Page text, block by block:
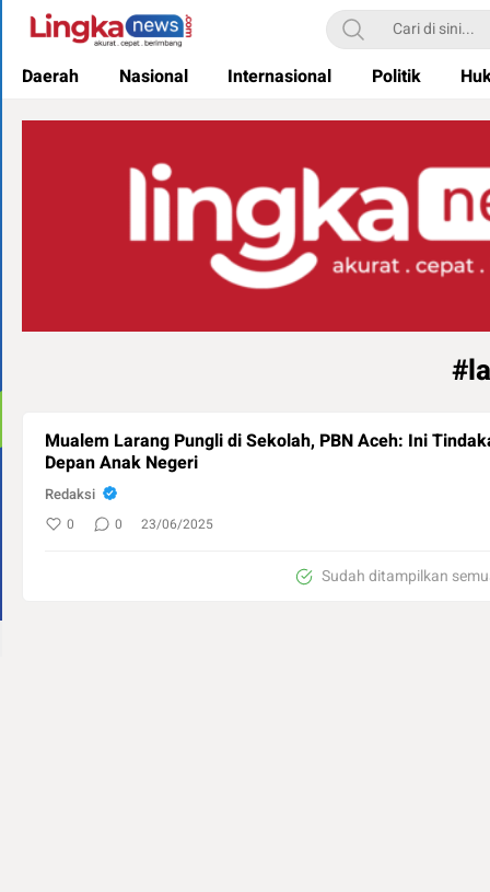
Lingkanews
Akurat. Cepat & Berimbang
Daerah Nasional Internasional Politik
Mualem Larang Pungli di Sekolah, PBN Aceh: Ini
Depan Anak Negeri
Redaksi
0 0 23/06/2025
Sudah ditampilkan